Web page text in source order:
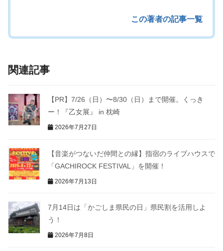
この著者の記事一覧
関連記事
【PR】7/26（日）〜8/30（日）まで開催。くっき
ー！『乙女展』 in 枕崎
2026年7月27日
【音楽がつないだ仲間との縁】指宿のライブハウスで
「GACHIROCK FESTIVAL」を開催！
2026年7月13日
7月14日は「かごしま県民の日」県民割を活用しよ
う！
2026年7月8日